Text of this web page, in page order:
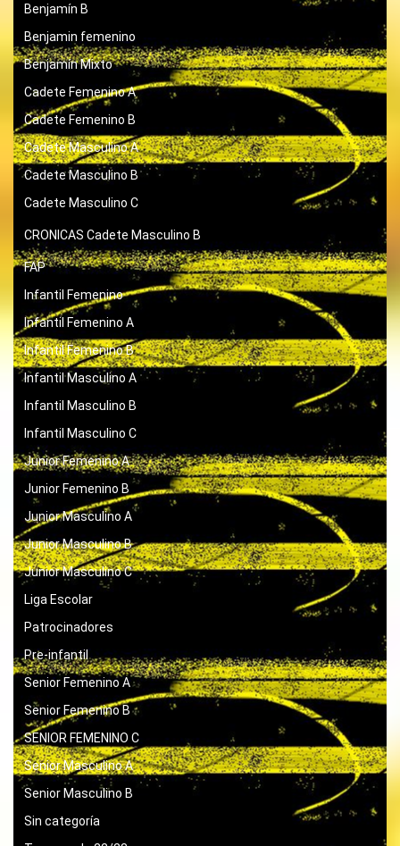
Benjamín B
Benjamin femenino
Benjamín Mixto
Cadete Femenino A
Cadete Femenino B
Cadete Masculino A
Cadete Masculino B
Cadete Masculino C
CRONICAS Cadete Masculino B
FAP
Infantil Femenino
Infantil Femenino A
Infantil Femenino B
Infantil Masculino A
Infantil Masculino B
Infantil Masculino C
Junior Femenino A
Junior Femenino B
Junior Masculino A
Junior Masculino B
Junior Masculino C
Liga Escolar
Patrocinadores
Pre-infantil
Senior Femenino A
Senior Femenino B
SENIOR FEMENINO C
Senior Masculino A
Senior Masculino B
Sin categoría